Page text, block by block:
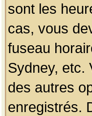
sont les
cas, vous
fuseau
Sydney, etc.
des autres
enregistrés.